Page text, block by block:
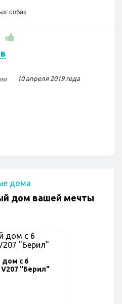
собак
10 апреля 2019 года
дом вашей мечты
дом с 6
V207 "Берил"